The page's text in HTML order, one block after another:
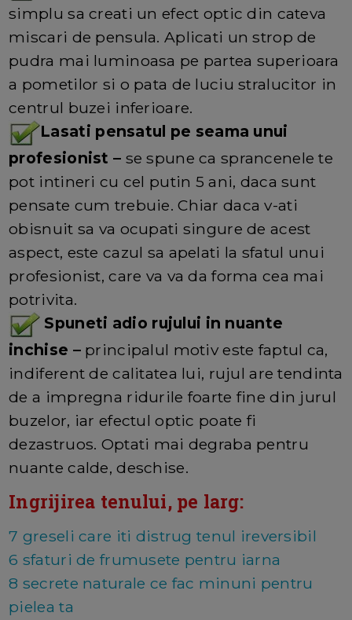
simplu sa creati un efect optic din cateva
miscari de pensula. Aplicati un strop de
pudra mai luminoasa pe partea superioara
a pometilor si o pata de luciu stralucitor in
centrul buzei inferioare.
Lasati pensatul pe seama unui
profesionist – se spune ca sprancenele te
pot intineri cu cel putin 5 ani, daca sunt
pensate cum trebuie. Chiar daca v-ati
obisnuit sa va ocupati singure de acest
aspect, este cazul sa apelati la sfatul unui
profesionist, care va va da forma cea mai
potrivita.
Spuneti adio rujului in nuante
inchise –principalul motiv este faptul ca,
indiferent de calitatea lui, rujul are tendinta
de a impregna ridurile foarte fine din jurul
buzelor, iar efectul optic poate fi
dezastruos. Optati mai degraba pentru
nuante calde, deschise.
Ingrijirea tenului, pe larg:
7 greseli care iti distrug tenul ireversibil
6 sfaturi de frumusete pentru iarna
8 secrete naturale ce fac minuni pentru
pielea ta